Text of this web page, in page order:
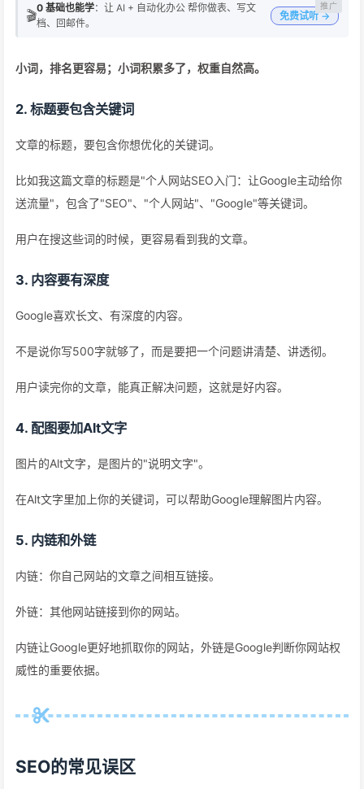
🎬0 基础也能学：让 AI + 自动化办公 帮你做表、写文
档、回邮件。
免费试听 →
小词，排名更容易；小词积累多了，权重自然高。
2. 标题要包含关键词
文章的标题，要包含你想优化的关键词。
比如我这篇文章的标题是"个人网站SEO入门：让Google主动给你
送流量"，包含了"SEO"、"个人网站"、"Google"等关键词。
用户在搜这些词的时候，更容易看到我的文章。
3. 内容要有深度
Google喜欢长文、有深度的内容。
不是说你写500字就够了，而是要把一个问题讲清楚、讲透彻。
用户读完你的文章，能真正解决问题，这就是好内容。
4. 配图要加Alt文字
图片的Alt文字，是图片的"说明文字"。
在Alt文字里加上你的关键词，可以帮助Google理解图片内容。
5. 内链和外链
内链：你自己网站的文章之间相互链接。
外链：其他网站链接到你的网站。
内链让Google更好地抓取你的网站，外链是Google判断你网站权
威性的重要依据。
SEO的常见误区